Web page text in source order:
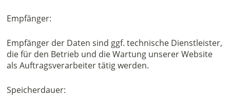
Empfänger:
Empfänger der Daten sind ggf. technische Dienstleister,
die für den Betrieb und die Wartung unserer Website
als Auftragsverarbeiter tätig werden.
Speicherdauer: